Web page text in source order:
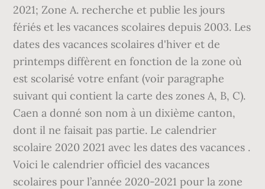
2021; Zone A. recherche et publie les jours
fériés et les vacances scolaires depuis 2003. Les
dates des vacances scolaires d'hiver et de
printemps diffèrent en fonction de la zone où
est scolarisé votre enfant (voir paragraphe
suivant qui contient la carte des zones A, B, C).
Caen a donné son nom à un dixième canton,
dont il ne faisait pas partie. Le calendrier
scolaire 2020 2021 avec les dates des vacances .
Voici le calendrier officiel des vacances
scolaires pour l’année 2020-2021 pour la zone